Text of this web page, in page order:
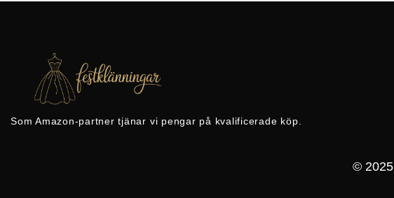
Som Amazon-partner tjänar vi pengar på kvalificerade köp.
©